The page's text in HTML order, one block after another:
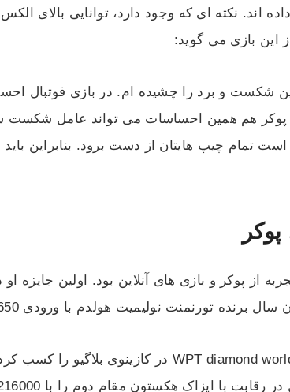
اند. نکته ای که وجود دارد، توانایی بالای
این بازی می گوید:
و برد را چشیده ام. در بازی فوتبال
پوکر هم همین احساسات می تواند عامل شکست
تمام چیپ هایتان از دست برود. بنابراین باید